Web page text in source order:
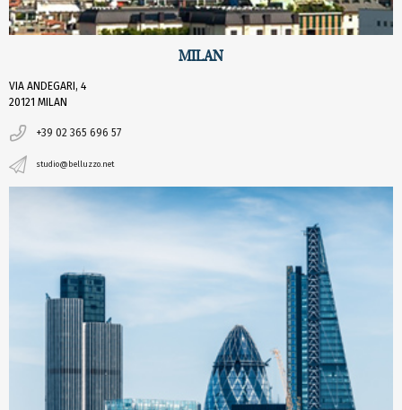
MILAN
VIA ANDEGARI, 4
20121 MILAN
+39 02 365 696 57
studio@belluzzo.net